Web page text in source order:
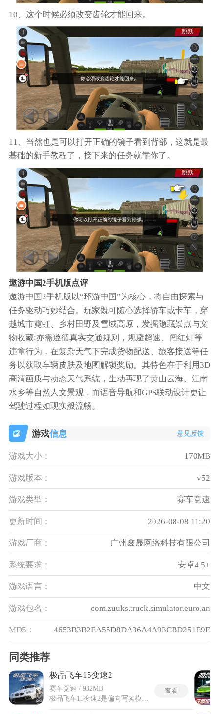
10、这个时候必须改变齿轮才能回来。
11、当然也是可以打开正确的镜子看到背部，这就是最
基础的新手教程了，接下来的任务就靠你了。
遨游中国2手机版点评
遨游中国2手机版以“环游中国”为核心，将自由探索与
任务驱动巧妙结合。玩家既可随心选择轿车或卡车，穿
越城市霓虹、乡村田野及雪域高原，发掘隐藏景点与文
物收藏;亦需遵循真实交通规则，规避超速、闯红灯等
违章行为，在复杂天气下完成货物配送、旅客接送等任
务以获取车辆皮肤及地图解锁奖励。其特色在于利用3D
高清画质与动态天气系统，生动再现了黄山云海、江南
水乡等自然人文景观，而语音导航和GPS联动设计更让
驾驶过程如现实般流畅。
游戏信息 意见反馈
游戏大小： 170MB
游戏版本： v52
游戏类型： 赛车竞速
更新时间： 2026-08-08 11:20
游戏厂商： 广州鑫晟网络科技有限公司
系统要求： 安卓4.5+
游戏语言： 中文
游戏包名： com.zuuks.truck.simulator.euro.an
MD5： 4653B3B2EA55D8DA36A4A93CBD251E9E
同类推荐
极品飞车15变速2
赛车竞速 / 932MB
查看